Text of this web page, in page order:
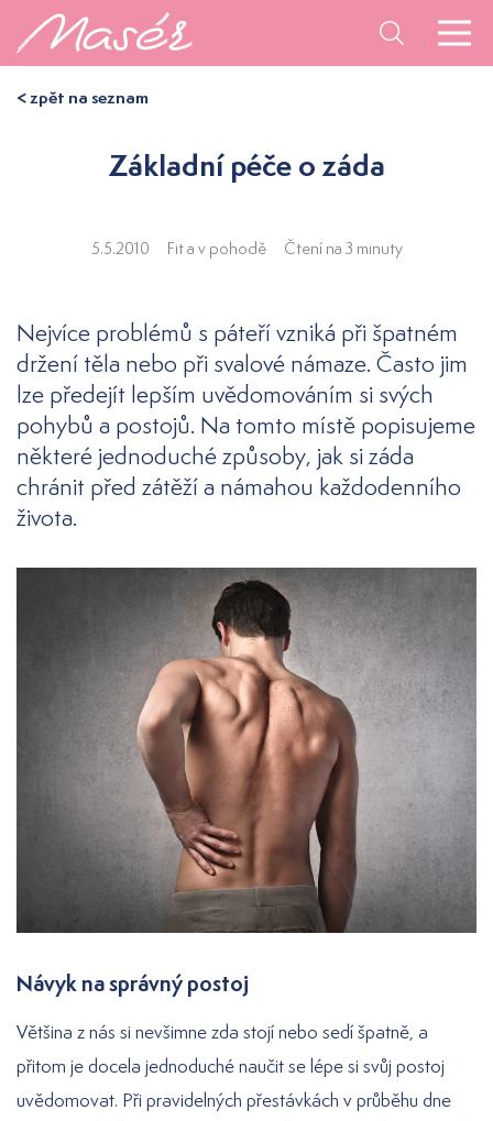
< zpět na seznam
Základní péče o záda
5.5.2010 Fit a v pohodě Čtení na 3 minuty
Nejvíce problémů s páteří vzniká při špatném
držení těla nebo při svalové námaze. Často jim
lze předejít lepším uvědomováním si svých
pohybů a postojů. Na tomto místě popisujeme
některé jednoduché způsoby, jak si záda
chránit před zátěží a námahou každodenního
života.
Návyk na správný postoj
Většina z nás si nevšimne zda stojí nebo sedí špatně, a
přitom je docela jednoduché naučit se lépe si svůj postoj
uvědomovat. Při pravidelných přestávkách v průběhu dne